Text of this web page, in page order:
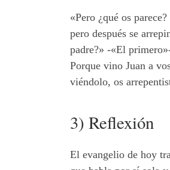
«Pero ¿qué os
pero después se
padre?» -«El
Porque vino Juan a
viéndolo, os
3) Reflexión
El evangelio de hoy